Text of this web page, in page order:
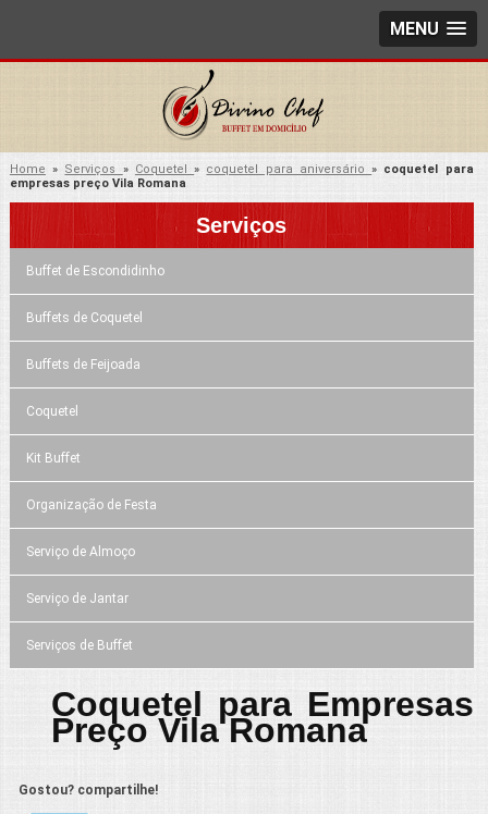
MENU
Home » Serviços » Coquetel» coquetel para aniversário» coquetel para
empresas preço Vila Romana
Serviços
Buffet de Escondidinho
Buffets de Coquetel
Buffets de Feijoada
Coquetel
Kit Buffet
Organização de Festa
Serviço de Almoço
Serviço de Jantar
Serviços de Buffet
Coquetel para Empresas
Preço Vila Romana
Gostou? compartilhe!